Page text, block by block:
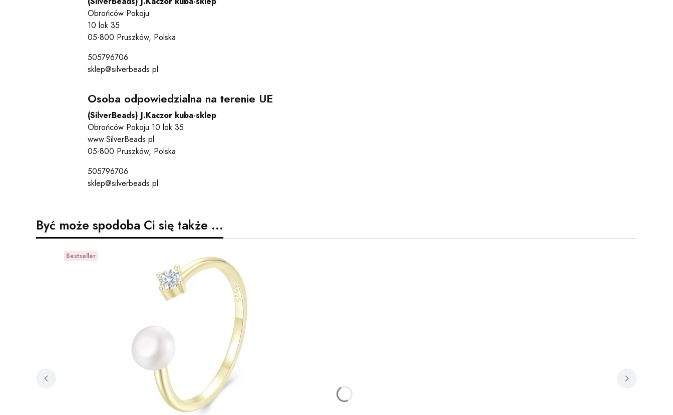
Obrońców Pokoju
10 lok 35
05-800 Pruszków, Polska
505796706
sklep@silverbeads.pl
Osoba odpowiedzialna na terenie UE
(SilverBeads) J.Kaczor kuba-sklep
Obrońców Pokoju 10 lok 35
www.SilverBeads.pl
05-800 Pruszków, Polska
505796706
sklep@silverbeads.pl
Być może spodoba Ci się także ...
Bestseller